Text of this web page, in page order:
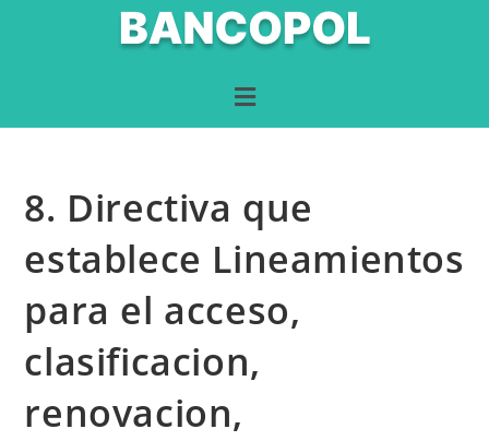
8. Directiva que
establece Lineamientos
para el acceso,
clasificacion,
renovacion,